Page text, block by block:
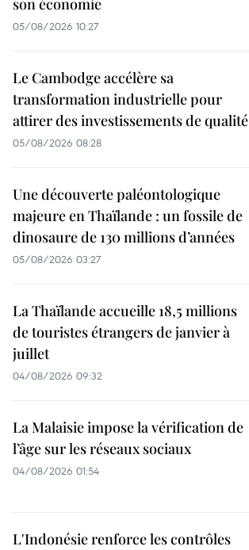
son économie
05/08/2026 10:27
Le Cambodge accélère sa
transformation industrielle pour
attirer des investissements de qualité
05/08/2026 08:28
Une découverte paléontologique
majeure en Thaïlande : un fossile de
dinosaure de 130 millions d’années
05/08/2026 03:27
La Thaïlande accueille 18,5 millions
de touristes étrangers de janvier à
juillet
04/08/2026 09:32
La Malaisie impose la vérification de
l’âge sur les réseaux sociaux
04/08/2026 01:54
L'Indonésie renforce les contrôles